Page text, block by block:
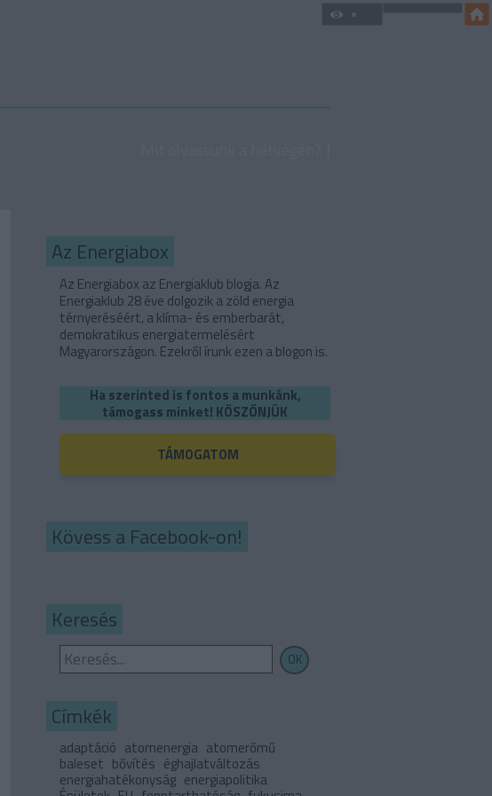
Az Energiabox
Az Energiabox az Energiaklub blogja. Az
Energiaklub 28 éve dolgozik a zöld energia
térnyeréséért, a klíma- és emberbarát,
demokratikus energiatermelésért
Magyarországon. Ezekről írunk ezen a blogon is.
Ha szerinted is fontos a munkánk,
támogass minket! KÖSZÖNJÜK
TÁMOGATOM
Kövess a Facebook-on!
Keresés
Címkék
adaptáció atomenergia atomerőmű
baleset bővítés éghajlatváltozás
energiahatékonyság energiapolitika